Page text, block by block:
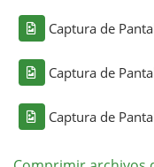
Captura de
Captura de
Captura de